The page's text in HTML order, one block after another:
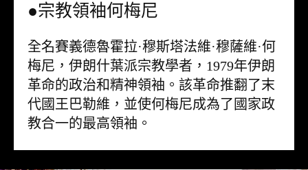
●宗教領袖何梅尼
全名賽義德魯霍拉·穆斯塔法維·穆薩維·何
梅尼，伊朗什葉派宗教學者，1979年伊朗
革命的政治和精神領袖。該革命推翻了末
代國王巴勒維，並使何梅尼成為了國家政
教合一的最高領袖。